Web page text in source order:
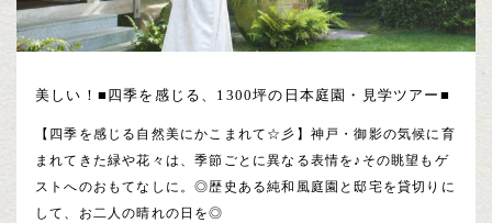
美しい！■四季を感じる、1300坪の日本庭園・見学ツアー■
【四季を感じる自然美にかこまれて☆彡】神戸・御影の気候に育
まれてきた緑や花々は、季節ごとに異なる表情を♪その眺望もゲ
ストへのおもてなしに。◎歴史ある純和風庭園と邸宅を貸切りに
して、お二人の晴れの日を◎